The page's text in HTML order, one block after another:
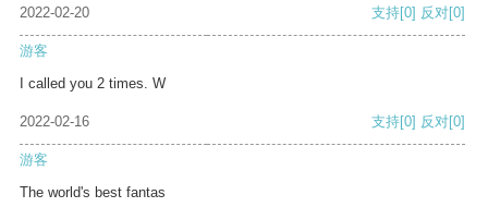
2022-02-20 支持[0] 反对[0]
游客
I called you 2 times. W
2022-02-16 支持[0] 反对[0]
游客
The world's best fantas